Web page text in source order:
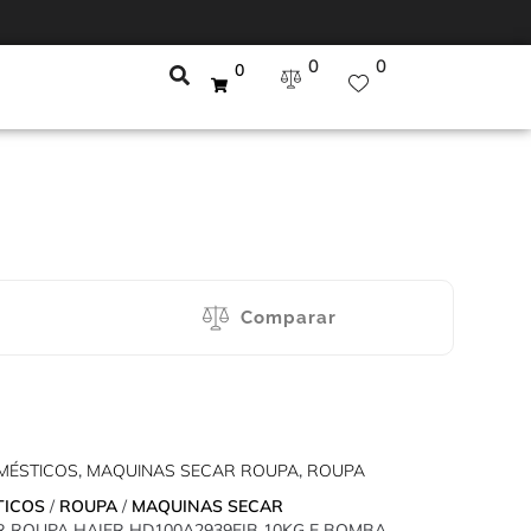
0 0 0
Comparar
, MAQUINAS SECAR ROUPA, ROUPA
/ ROUPA / MAQUINAS SECAR